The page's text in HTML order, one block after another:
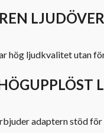
hög ljudkvalitet utan
adaptern stöd